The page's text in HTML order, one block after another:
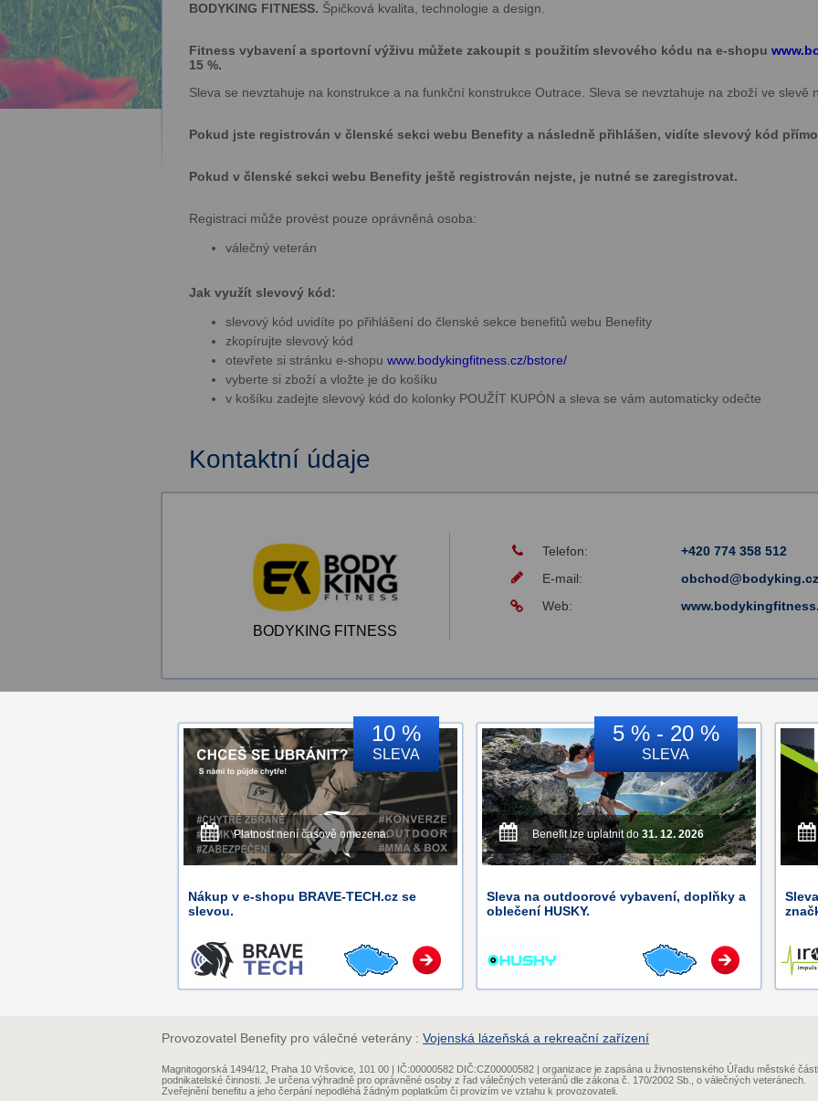
BODYKING FITNESS. Špičková kvalita, technologie a design.
Fitness vybavení a sportovní výživu můžete zakoupit s použitím slevového kódu na e-shopu
15 %.
Sleva se nevztahuje na konstrukce a na funkční konstrukce Outrace. Sleva se nevztahuje na zboží ve slevě
Pokud jste registrován v členské sekci webu Benefity a následně přihlášen, vidíte slevový kód
Pokud v členské sekci webu Benefity ještě registrován nejste, je nutné se zaregistrovat.
Registraci může provést pouze oprávněná osoba:
válečný veterán
Jak využít slevový kód:
slevový kód uvidíte po přihlášení do členské sekce benefitů webu Benefity
zkopírujte slevový kód
otevřete si stránku e-shopu www.bodykingfitness.cz/bstore/
vyberte si zboží a vložte je do košíku
v košíku zadejte slevový kód do kolonky POUŽÍT KUPÓN a sleva se vám automaticky odečte
Kontaktní údaje
BODYKING FITNESS
Telefon:
+420 774 358 512
E-mail:
obchod@bodyking.cz
Web:
10 %
SLEVA
Platnost není časově omezena.
Nákup v e-shopu BRAVE-TECH.cz se
slevou.
5 % - 20 %
SLEVA
Benefit lze uplatnit do 31. 12. 2026
Sleva na outdoorové vybavení, doplňky a
oblečení HUSKY.
Provozovatel Benefity pro válečné veterány : Vojenská lázeňská a rekreační zařízení
Magnitogorská 1494/12, Praha 10 Vršovice, 101 00 | IČ:00000582 DIČ:CZ00000582 | organizace je zapsána u živnostenského Úřadu městské
podnikatelské činnosti. Je určena výhradně pro oprávněné osoby z řad válečných veteránů dle zákona č. 170/2002 Sb., o válečných veteránech.
Zveřejnění benefitu a jeho čerpání nepodléhá žádným poplatkům či provizím ve vztahu k provozovateli.